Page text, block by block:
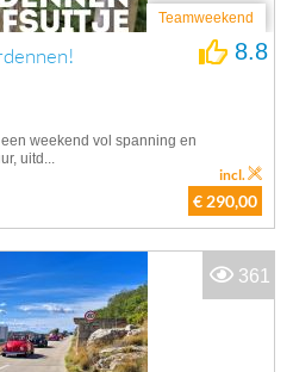
Teamweekend
8.8
weekend vol spanning en
uitd...
€ 290,00
incl.
361